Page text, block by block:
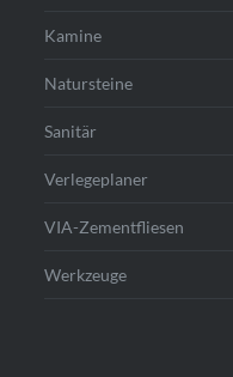
Kamine
Natursteine
Sanitär
Verlegeplaner
VIA-Zementfliesen
Werkzeuge